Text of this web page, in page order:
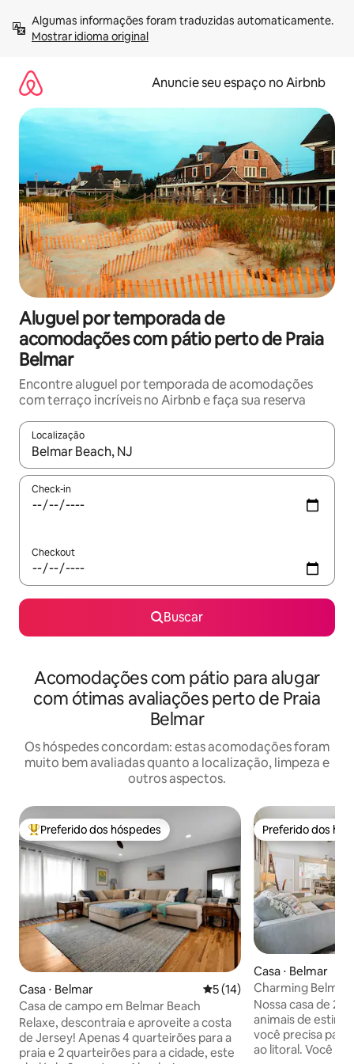
para
Mostrar idioma original
Anuncie seu espaço no Airbnb
Aluguel por temporada de
acomodações com pátio perto de Praia
Belmar
Encontre aluguel por temporada de acomodações
com terraço incríveis no Airbnb e faça sua reserva
Localização
Quando os resultados estiverem disponíveis, explore-os
Check-in
Checkout
Buscar
Acomodações com pátio para alugar
com ótimas avaliações perto de Praia
Belmar
Os hóspedes concordam: estas acomodações foram
muito bem avaliadas quanto a localização, limpeza e
outros aspectos.
Entre os melhores preferidos dos hóspedes
Preferido dos hóspedes
Casa ⋅ Belmar 5 de uma avaliação média
5 (14)
Casa de campo em Belmar Beach
Relaxe, descontraia e aproveite a costa
de Jersey! Apenas 4 quarteirões para a
praia e 2 quarteirões para a cidade, este
Preferido dos
Preferido dos
Casa ⋅ Belmar
Charming Belmar
da praia
Nossa casa de 2
animais de
você precisa para
ao litoral. Você